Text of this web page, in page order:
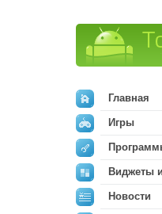
Главная
Игры
Виджеты
Новости